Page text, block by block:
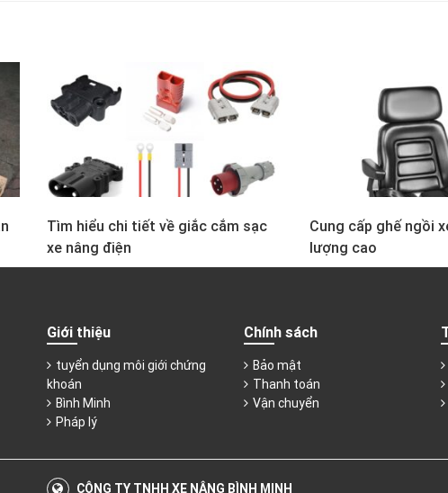
Tìm hiểu chi tiết về giắc cắm sạc
xe nâng điện
Cung cấp ghế ngồi
lượng cao
Giới thiệu
tuyển dụng môi giới chứng
khoán
Bình Minh
Pháp lý
Chính sách
Bảo mật
Thanh toán
Vận chuyển
CÔNG TY TNHH XE NÂNG BÌNH MINH